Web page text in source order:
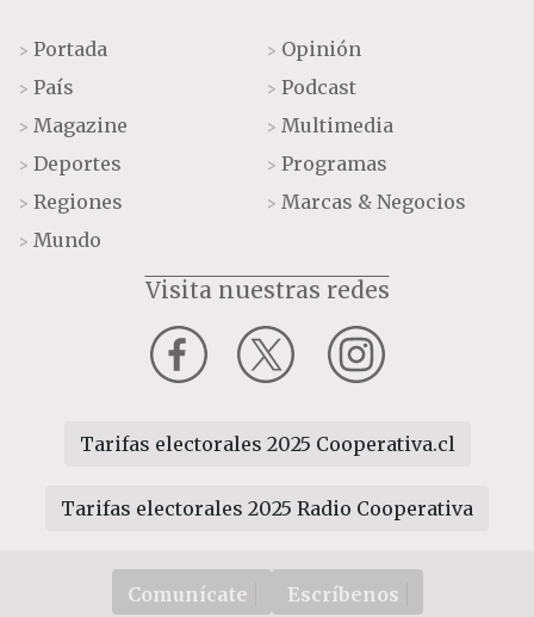
> Portada
> País
> Magazine
> Deportes
> Regiones
> Mundo
> Opinión
> Podcast
> Multimedia
> Programas
> Marcas & Negocios
Visita nuestras redes
Tarifas electorales 2025 Cooperativa.cl
Tarifas electorales 2025 Radio Cooperativa
Comunícate Escríbenos